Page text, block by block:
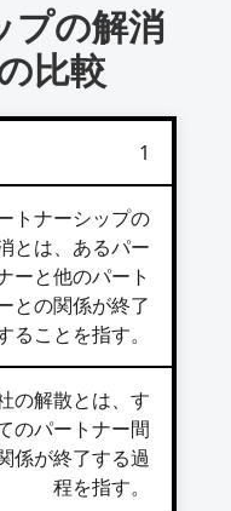
プの解消
比較
1
トナーシップの
とは、あるパー
ーと他のパート
との関係が終了
ることを指す。
の解散とは、す
のパートナー間
係が終了する過
程を指す。